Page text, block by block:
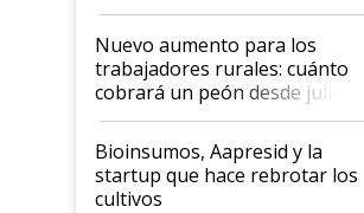
Nuevo aumento para los
trabajadores rurales: cuánto
cobrará un peón desde julio
Bioinsumos, Aapresid y la
startup que hace rebrotar los
cultivos